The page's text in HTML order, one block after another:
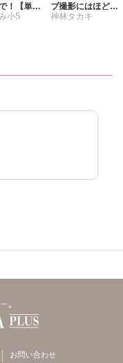
！【単行
小5
ブ撮影にはほど遠
い
神林タカキ
お問い合わせ